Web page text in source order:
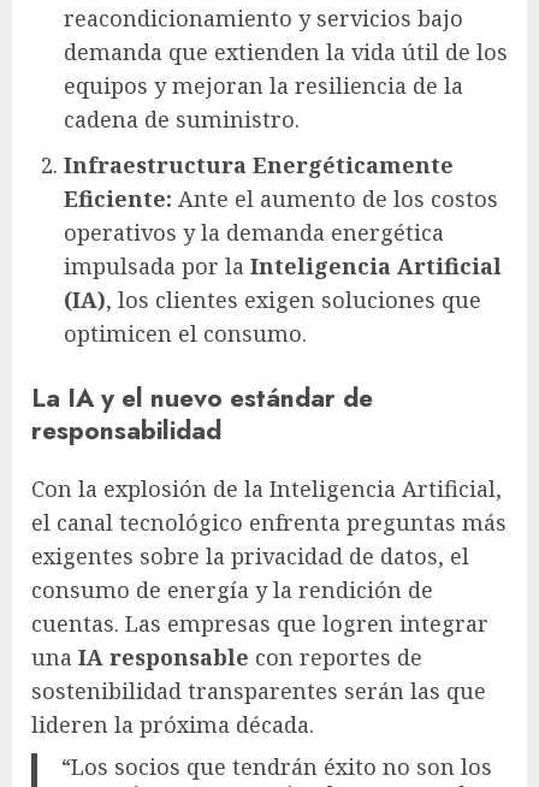
reacondicionamiento y servicios bajo
demanda que extienden la vida útil de los
equipos y mejoran la resiliencia de la
cadena de suministro.
Infraestructura Energéticamente
Eficiente: Ante el aumento de los costos
operativos y la demanda energética
impulsada por la Inteligencia Artificial
(IA), los clientes exigen soluciones que
optimicen el consumo.
La IA y el nuevo estándar de
responsabilidad
Con la explosión de la Inteligencia Artificial,
el canal tecnológico enfrenta preguntas más
exigentes sobre la privacidad de datos, el
consumo de energía y la rendición de
cuentas. Las empresas que logren integrar
una IA responsable con reportes de
sostenibilidad transparentes serán las que
lideren la próxima década.
“Los socios que tendrán éxito no son los